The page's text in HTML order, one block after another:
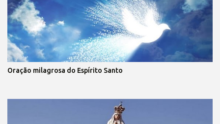
Oração milagrosa do Espírito Santo